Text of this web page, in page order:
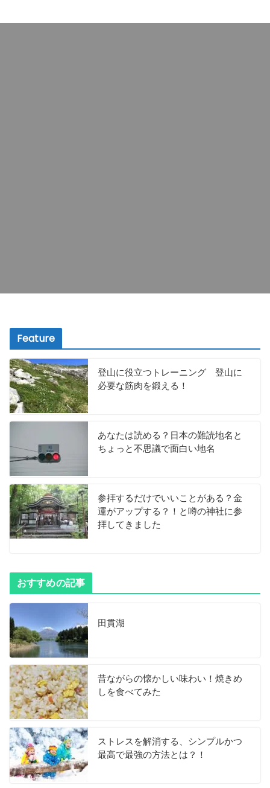
Feature
登山に役立つトレーニング 登山に
必要な筋肉を鍛える！
あなたは読める？日本の難読地名と
ちょっと不思議で面白い地名
参拝するだけでいいことがある？金
運がアップする？！と噂の神社に参
拝してきました
おすすめの記事
田貫湖
昔ながらの懐かしい味わい！焼きめ
しを食べてみた
ストレスを解消する、シンプルかつ
最高で最強の方法とは？！